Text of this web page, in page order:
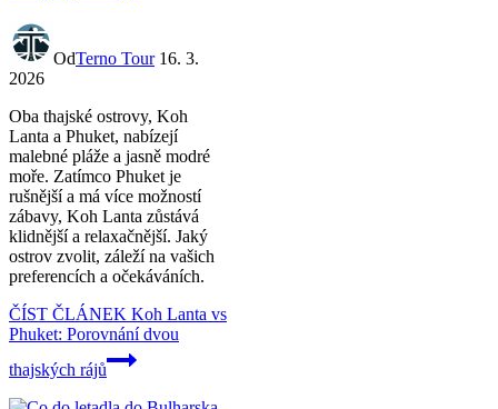
OdTerno Tour 16. 3.
2026
Oba thajské ostrovy, Koh
Lanta a Phuket, nabízejí
malebné pláže a jasně modré
moře. Zatímco Phuket je
rušnější a má více možností
zábavy, Koh Lanta zůstává
klidnější a relaxačnější. Jaký
ostrov zvolit, záleží na vašich
preferencích a očekáváních.
ČÍST ČLÁNEK Koh Lanta vs
Phuket: Porovnání dvou
thajských rájů